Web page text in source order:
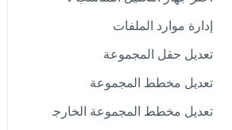
إدارة موارد الملفات
تعديل حقل المجموعة
تعديل مخطط المجموعة
تعديل مخطط المجموعة الخارجية